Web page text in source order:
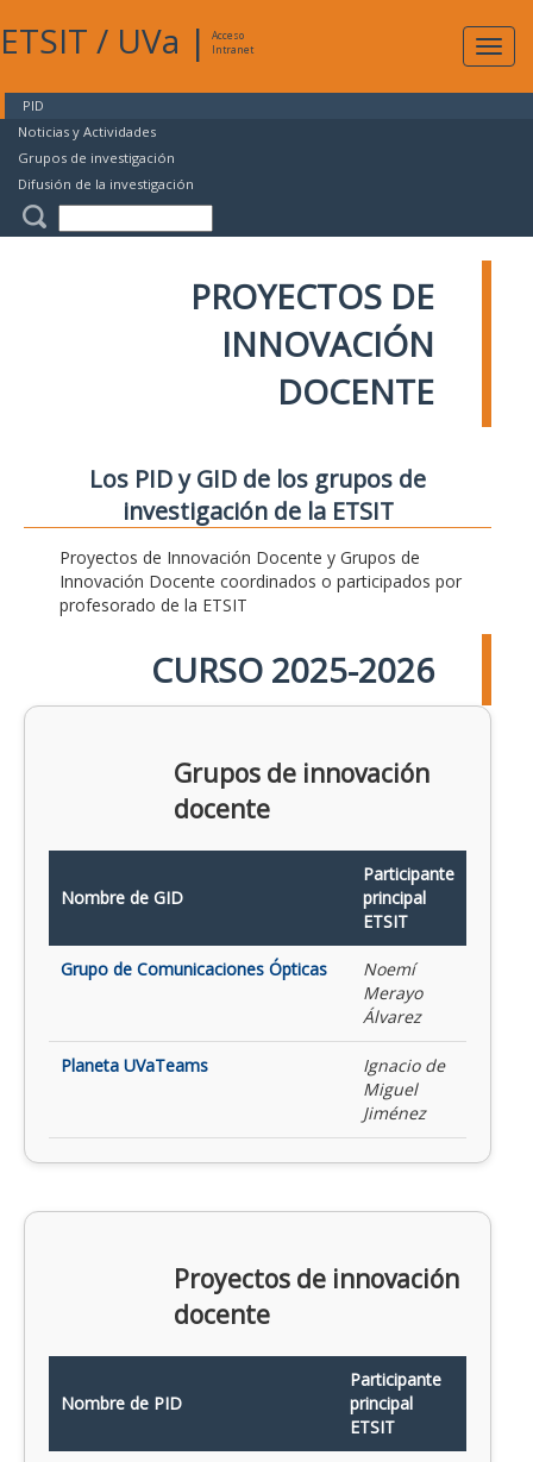
ETSIT / UVa |
Acceso
Intranet
PID
Noticias y Actividades
Grupos de investigación
Difusión de la investigación
PROYECTOS DE
INNOVACIÓN
DOCENTE
Los PID y GID de los grupos de
investigación de la ETSIT
Proyectos de Innovación Docente y Grupos de
Innovación Docente coordinados o participados por
profesorado de la ETSIT
CURSO 2025-2026
Grupos de innovación
docente
Nombre de GID
Participante
principal
ETSIT
Grupo de Comunicaciones Ópticas
Noemí
Merayo
Álvarez
Planeta UVaTeams
Ignacio de
Miguel
Jiménez
Proyectos de innovación
docente
Nombre de PID
Participante
principal
ETSIT